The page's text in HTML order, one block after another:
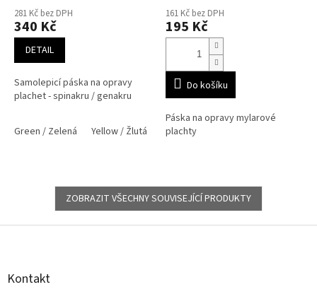
281 Kč bez DPH
340 Kč
DETAIL
Samolepicí páska na opravy
plachet - spinakru / genakru
Green / Zelená Yellow / Žlutá Fluorescent Yellow / Flo žlutá
161 Kč bez DPH
195 Kč
Do košíku
Páska na opravy mylarové
plachty
ZOBRAZIT VŠECHNY SOUVISEJÍCÍ PRODUKTY
Z
Kontakt